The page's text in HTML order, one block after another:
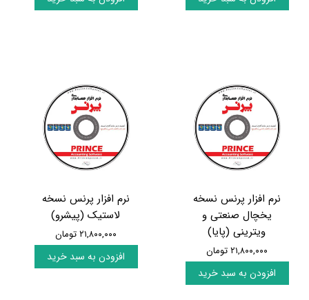
نرم افزار پرنس نسخه
یخچال صنعتی و
ویترینی (پایا)
۲۱,۸۰۰,۰۰۰ تومان
افزودن به سبد خرید
نرم افزار پرنس نسخه
لاستیک (پیشرو)
۲۱,۸۰۰,۰۰۰ تومان
افزودن به سبد خرید